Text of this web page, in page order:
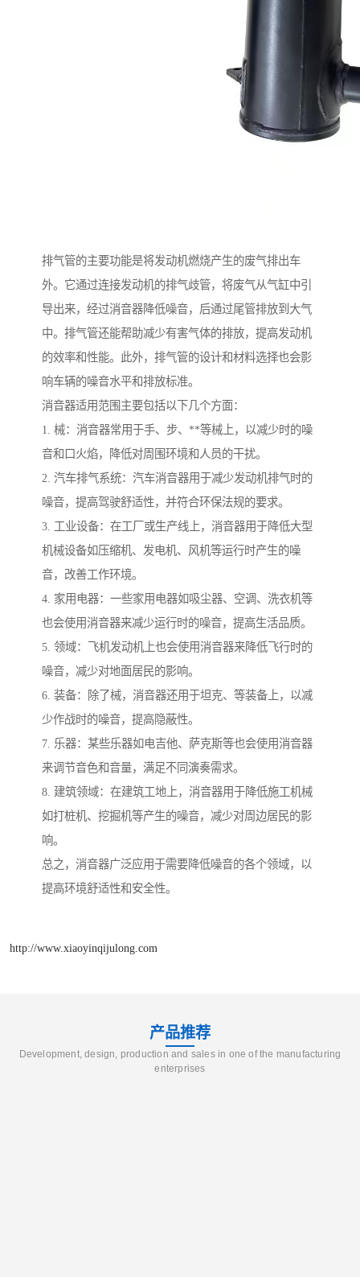
排气管的主要功能是将发动机燃烧产生的废气排出车
外。它通过连接发动机的排气歧管，将废气从气缸中引
导出来，经过消音器降低噪音，后通过尾管排放到大气
中。排气管还能帮助减少有害气体的排放，提高发动机
的效率和性能。此外，排气管的设计和材料选择也会影
响车辆的噪音水平和排放标准。
消音器适用范围主要包括以下几个方面：
1. 械：消音器常用于手、步、**等械上，以减少时的噪
音和口火焰，降低对周围环境和人员的干扰。
2. 汽车排气系统：汽车消音器用于减少发动机排气时的
噪音，提高驾驶舒适性，并符合环保法规的要求。
3. 工业设备：在工厂或生产线上，消音器用于降低大型
机械设备如压缩机、发电机、风机等运行时产生的噪
音，改善工作环境。
4. 家用电器：一些家用电器如吸尘器、空调、洗衣机等
也会使用消音器来减少运行时的噪音，提高生活品质。
5. 领域：飞机发动机上也会使用消音器来降低飞行时的
噪音，减少对地面居民的影响。
6. 装备：除了械，消音器还用于坦克、等装备上，以减
少作战时的噪音，提高隐蔽性。
7. 乐器：某些乐器如电吉他、萨克斯等也会使用消音器
来调节音色和音量，满足不同演奏需求。
8. 建筑领域：在建筑工地上，消音器用于降低施工机械
如打桩机、挖掘机等产生的噪音，减少对周边居民的影
响。
总之，消音器广泛应用于需要降低噪音的各个领域，以
提高环境舒适性和安全性。
http://www.xiaoyinqijulong.com
产品推荐
Development, design, production and sales in one of the manufacturing
enterprises